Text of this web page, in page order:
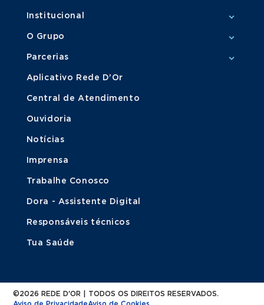
Institucional
O Grupo
Parcerias
Aplicativo Rede D'Or
Central de Atendimento
Ouvidoria
Notícias
Imprensa
Trabalhe Conosco
Dora - Assistente Digital
Responsáveis técnicos
Tua Saúde
©2026 REDE D'OR | TODOS OS DIREITOS RESERVADOS.